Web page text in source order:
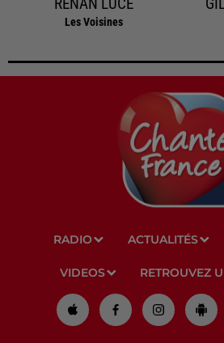
RENAN LUCE
Les Voisines
RADIO ACTUALITÉS
VIDEOS RETROUVEZ